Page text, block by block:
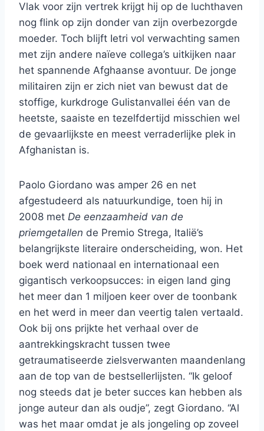
Vlak voor zijn vertrek krijgt hij op de luchthaven
nog flink op zijn donder van zijn overbezorgde
moeder. Toch blijft Ietri vol verwachting samen
met zijn andere naïeve collega’s uitkijken naar
het spannende Afghaanse avontuur. De jonge
militairen zijn er zich niet van bewust dat de
stoffige, kurkdroge Gulistanvallei één van de
heetste, saaiste en tezelfdertijd misschien wel
de gevaarlijkste en meest verraderlijke plek in
Afghanistan is.
Paolo Giordano was amper 26 en net
afgestudeerd als natuurkundige, toen hij in
2008 met De eenzaamheid van de
priemgetallen de Premio Strega, Italië’s
belangrijkste literaire onderscheiding, won. Het
boek werd nationaal en internationaal een
gigantisch verkoopsucces: in eigen land ging
het meer dan 1 miljoen keer over de toonbank
en het werd in meer dan veertig talen vertaald.
Ook bij ons prijkte het verhaal over de
aantrekkingskracht tussen twee
getraumatiseerde zielsverwanten maandenlang
aan de top van de bestsellerlijsten. “Ik geloof
nog steeds dat je beter succes kan hebben als
jonge auteur dan als oudje”, zegt Giordano. “Al
was het maar omdat je als jongeling op zoveel